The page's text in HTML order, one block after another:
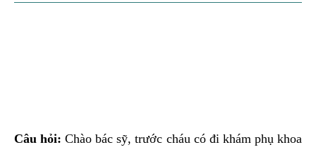
Câu hỏi: Chào bác sỹ, trước cháu có đi khám phụ khoa